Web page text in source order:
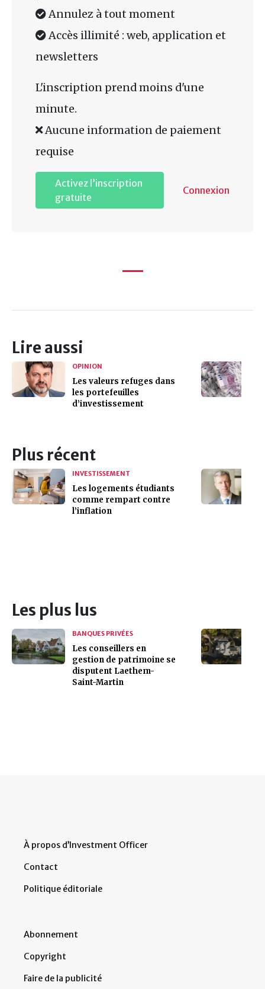
Annulez à tout moment
Accès illimité : web, application et
newsletters
L'inscription prend moins d'une
minute.
Aucune information de paiement
requise
Activez l’inscription
gratuite
Connexion
Lire aussi
OPINION
Les valeurs refuges dans
les portefeuilles
d’investissement
Plus récent
INVESTISSEMENT
Les logements étudiants
comme rempart contre
l’inflation
Les plus lus
BANQUES PRIVÉES
Les conseillers en
gestion de patrimoine se
disputent Laethem-
Saint-Martin
À propos d’Investment Officer
Contact
Politique éditoriale
Abonnement
Copyright
Faire de la publicité